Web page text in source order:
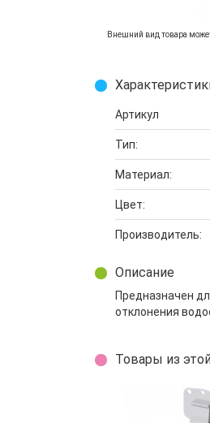
Внешний вид товара
Артикул
Тип:
Материал:
Цвет:
Производитель:
Описание
Предназначен
отклонения
Товары из